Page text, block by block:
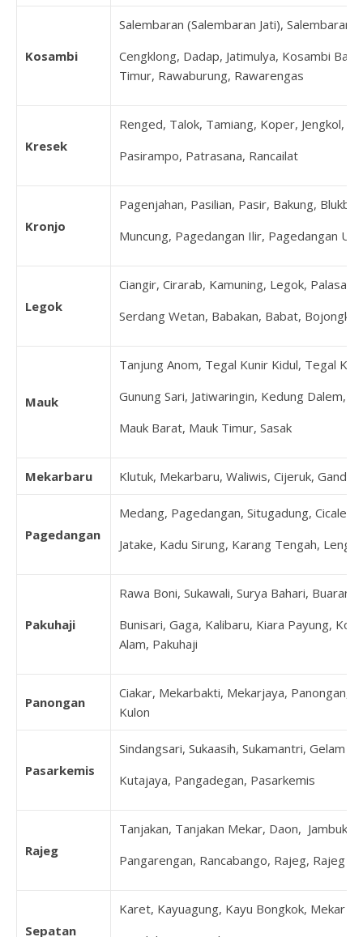
Kosambi
Salembaran (Salembaran Jati), Salembaran
Cengklong, Dadap, Jatimulya, Kosambi
Timur, Rawaburung, Rawarengas
Kresek
Renged, Talok, Tamiang, Koper, Jengkol,
Pasirampo, Patrasana, Rancailat
Kronjo
Pagenjahan, Pasilian, Pasir, Bakung,
Muncung, Pagedangan Ilir, Pagedangan
Legok
Ciangir, Cirarab, Kamuning, Legok, Palasari,
Serdang Wetan, Babakan, Babat,
Mauk
Tanjung Anom, Tegal Kunir Kidul, Tegal
Gunung Sari, Jatiwaringin, Kedung Dalem,
Mauk Barat, Mauk Timur, Sasak
Mekarbaru Klutuk, Mekarbaru, Waliwis, Cijeruk,
Pagedangan
Medang, Pagedangan, Situgadung,
Jatake, Kadu Sirung, Karang Tengah,
Pakuhaji
Rawa Boni, Sukawali, Surya Bahari, Buaran
Bunisari, Gaga, Kalibaru, Kiara Payung,
Alam, Pakuhaji
Panongan
Ciakar, Mekarbakti, Mekarjaya, Panongan,
Kulon
Pasarkemis
Sindangsari, Sukaasih, Sukamantri, Gelam
Kutajaya, Pangadegan, Pasarkemis
Rajeg
Tanjakan, Tanjakan Mekar, Daon,
Pangarengan, Rancabango, Rajeg, Rajeg
Sepatan
Karet, Kayuagung, Kayu Bongkok, Mekar